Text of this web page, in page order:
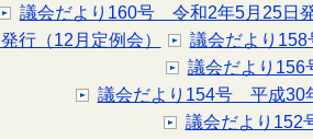
議会だより160号 令和2年5月25日
行（12月定例会）
議会だより
議会だより156
議会だより154号 平成30
議会だより152